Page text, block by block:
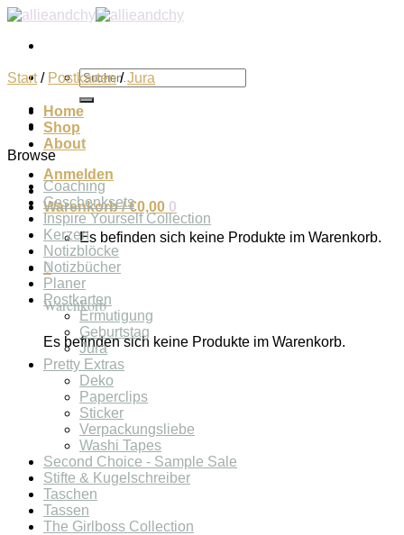
Zum
springen
Suchen
nach:
Home
Shop
About
Anmelden
Warenkorb /€0,00 0
Es befinden sich keine Produkte im Warenkorb.
0
Warenkorb
Es befinden sich keine Produkte im Warenkorb.
Start / Postkarten / Jura
Browse
Coaching
Geschenksets
Inspire Yourself Collection
Kerzen
Notizblöcke
Notizbücher
Planer
Postkarten
Ermutigung
Geburtstag
Jura
Pretty Extras
Deko
Paperclips
Sticker
Verpackungsliebe
Washi Tapes
Second Choice - Sample Sale
Stifte & Kugelschreiber
Taschen
Tassen
The Girlboss Collection